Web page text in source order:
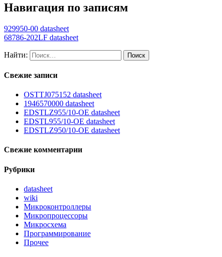
Навигация по записям
929950-00 datasheet
68786-202LF datasheet
Найти:
Свежие записи
OSTTJ075152 datasheet
1946570000 datasheet
EDSTLZ955/10-OE datasheet
EDSTL955/10-OE datasheet
EDSTLZ950/10-OE datasheet
Свежие комментарии
Рубрики
datasheet
wiki
Микроконтроллеры
Микропроцессоры
Микросхема
Программирование
Прочее